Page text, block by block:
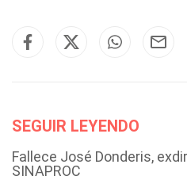
SEGUIR LEYENDO
Fallece José Donderis,
SINAPROC